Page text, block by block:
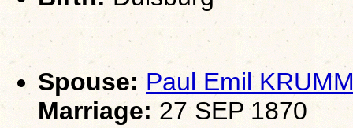
Spouse: Paul Emil
Marriage: 27 SEP 1870